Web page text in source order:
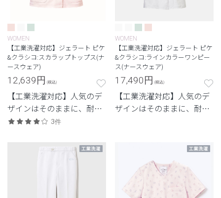
WOMEN
【工業洗濯対応】ジェラート ピケ
&クラシコ:スカラップトップス(ナ
ースウェア)
12,639円 (税込)
【工業洗濯対応】人気のデ
ザインはそのままに、耐久
性を兼ね備えたモデル
3件
WOMEN
【工業洗濯対応】ジェラート ピケ
&クラシコ:ラインカラーワンピー
ス(ナースウェア)
17,490円 (税込)
【工業洗濯対応】人気のデ
ザインはそのままに、耐久